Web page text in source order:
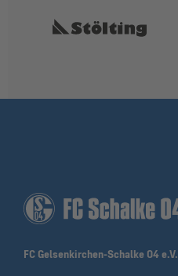
FC Gelsenkirchen-Schalke 04 e.V.